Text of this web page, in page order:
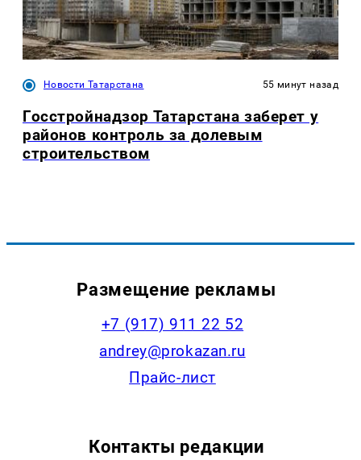
Новости Татарстана 55 минут назад
Госстройнадзор Татарстана заберет у
районов контроль за долевым
строительством
Размещение рекламы
+7 (917) 911 22 52
andrey@prokazan.ru
Прайс-лист
Контакты редакции